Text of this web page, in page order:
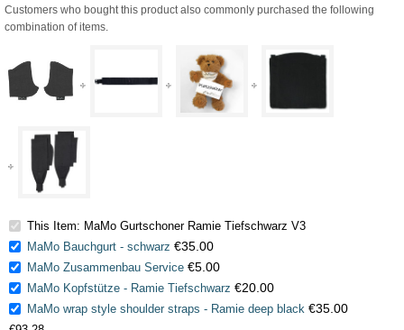
Customers who bought this product also commonly purchased the following
combination of items.
This Item: MaMo Gurtschoner Ramie Tiefschwarz V3
MaMo Bauchgurt - schwarz €35.00
MaMo Zusammenbau Service €5.00
MaMo Kopfstütze - Ramie Tiefschwarz €20.00
MaMo wrap style shoulder straps - Ramie deep black €35.00